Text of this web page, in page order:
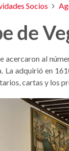
Socios
de
acercaron al
La adquirió en
cartas y los